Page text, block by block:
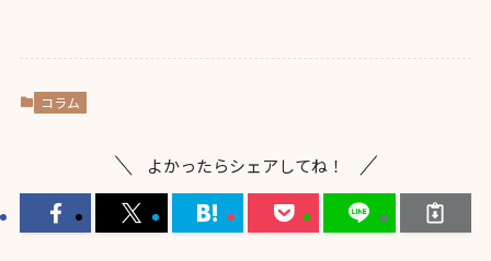
コラム
よかったらシェアしてね！